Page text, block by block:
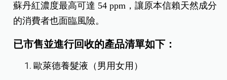
蘇丹紅濃度最高可達 54 ppm，讓原本信賴天然成分
的消費者也面臨風險。
已市售並進行回收的產品清單如下：
歐萊德養髮液（男用女用）